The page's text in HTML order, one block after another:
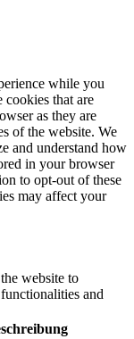
while you
cookies that are
as they are
of the website. We
and understand how
in your browser
to opt-out of these
may affect your
website to
and